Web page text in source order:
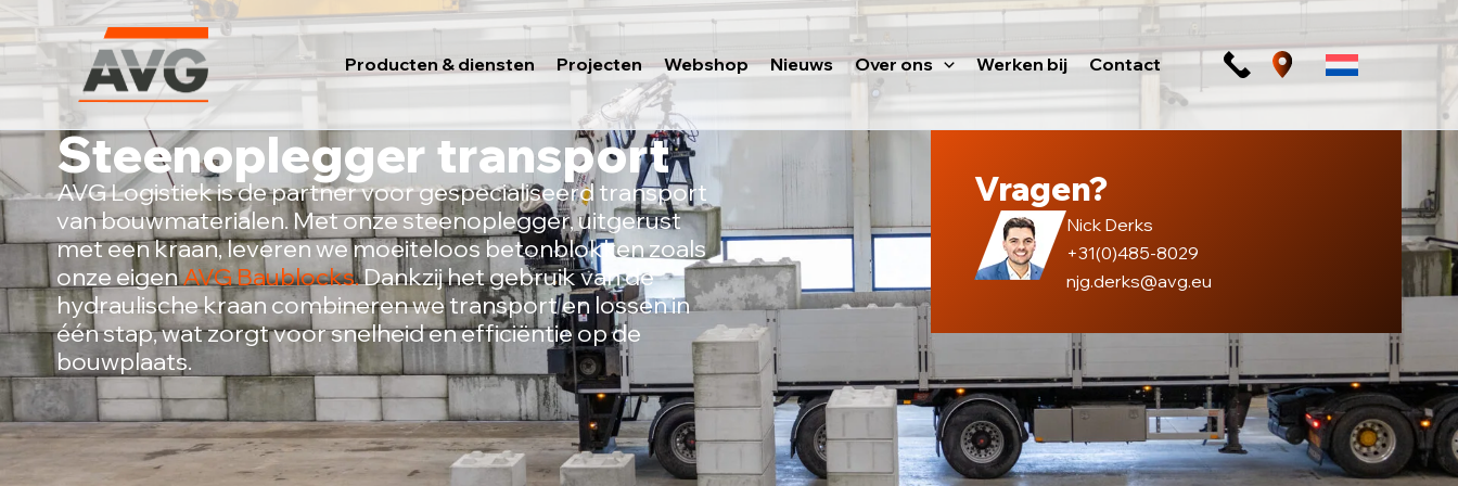
naar
Producten & diensten Projecten Webshop Nieuws Over ons Werken bij Contact
Steenoplegger transport
AVG Logistiek is de partner voor gespecialiseerd transport
van bouwmaterialen. Met onze steenoplegger, uitgerust
met een kraan, leveren we moeiteloos betonblokken zoals
onze eigenAVG Baublocks.Dankzij het gebruik van de
hydraulische kraan combineren we transport en lossen in
één stap, wat zorgt voor snelheid en efficiëntie op de
bouwplaats.
Vragen?
Nick Derks
+31(0)485-8029
njg.derks@avg.eu